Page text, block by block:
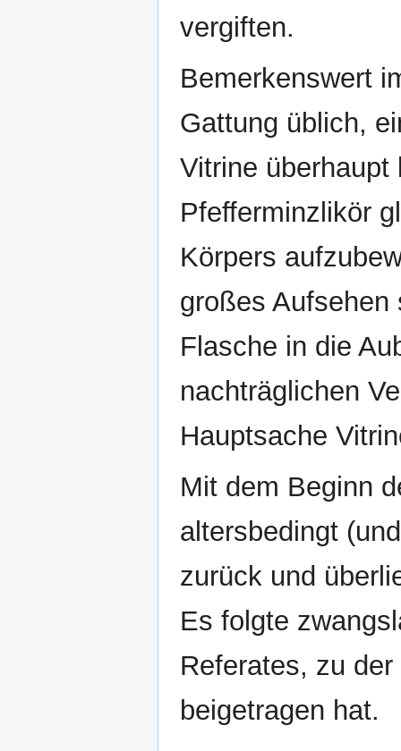
vergiften.
Bemerkenswert
Gattung üblich,
Vitrine überhaupt
Pfefferminzlikör
Körpers
großes Aufsehen
Flasche in die
nachträglichen
Hauptsache
Mit dem Beginn
altersbedingt
zurück und
Es folgte
Referates, zu
beigetragen hat.